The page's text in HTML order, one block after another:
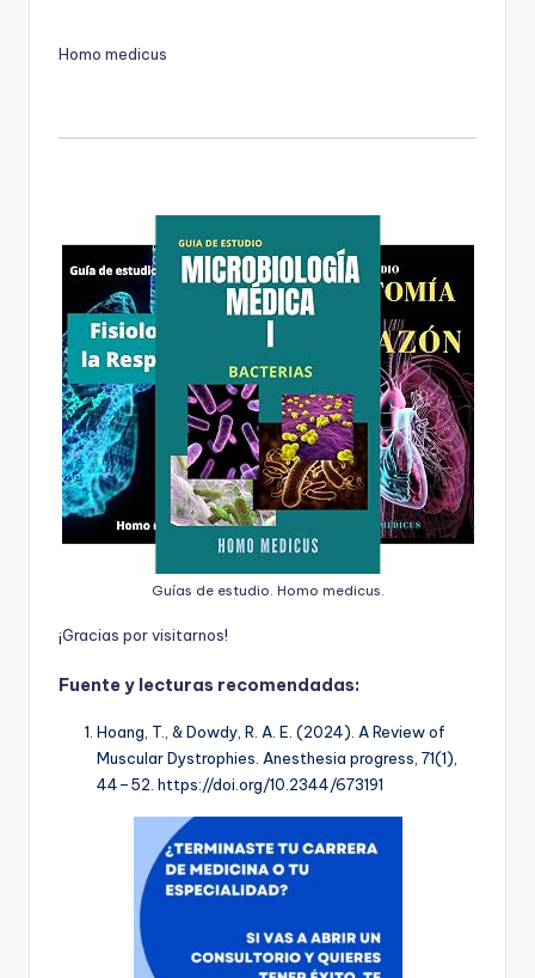
Homo medicus
Guías de estudio. Homo medicus.
¡Gracias porvisitarnos!
Fuente y lecturas recomendadas:
Hoang, T., & Dowdy, R. A. E. (2024). A Review of
Muscular Dystrophies. Anesthesia progress 71(1),
44–52. https://doi.org/10.2344/673191